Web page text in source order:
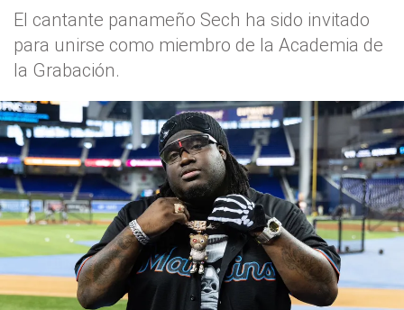
El cantante panameño Sech ha sido invitado
para unirse como miembro de la Academia de
la Grabación.